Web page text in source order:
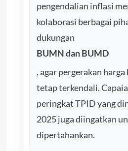
pengendalian inflasi
kolaborasi berbagai
dukungan
BUMN dan BUMD
, agar pergerakan
tetap terkendali.
peringkat TPID yang
2025 juga diingatkan
dipertahankan.